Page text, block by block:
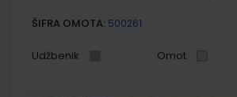
ŠIFRA OMOTA: 500261
Udžbenik Omot